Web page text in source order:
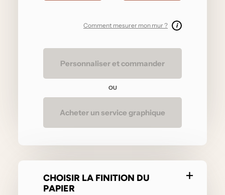
Comment mesurer mon mur ? i
Personnaliser et commander
OU
Acheter un service graphique
CHOISIR LA FINITION DU
PAPIER